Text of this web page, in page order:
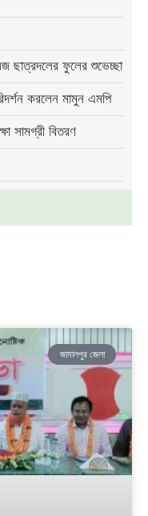
ছাত্রদলের ফুলের শুভেচ্ছা
করলেন মামুন এমপি
সামগ্রী বিতরণ
জামালপুর জেলা